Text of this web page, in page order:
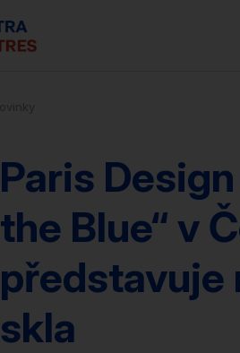
Paris
the Blue“ v
představuje
skla